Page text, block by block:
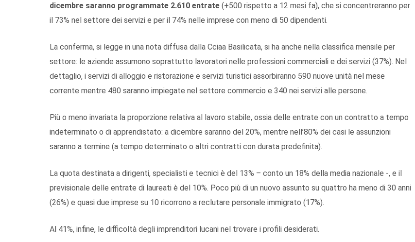
dicembre saranno programmate 2.610 entrate (+500 rispetto a 12 mesi fa), che si concentreranno per
il 73% nel settore dei servizi e per il 74% nelle imprese con meno di 50 dipendenti.
La conferma, si legge in una nota diffusa dalla Cciaa Basilicata, si ha anche nella classifica mensile per
settore: le aziende assumono soprattutto lavoratori nelle professioni commerciali e dei servizi (37%). Nel
dettaglio, i servizi di alloggio e ristorazione e servizi turistici assorbiranno 590 nuove unità nel mese
corrente mentre 480 saranno impiegate nel settore commercio e 340 nei servizi alle persone.
Più o meno invariata la proporzione relativa al lavoro stabile, ossia delle entrate con un contratto a tempo
indeterminato o di apprendistato: a dicembre saranno del 20%, mentre nell’80% dei casi le assunzioni
saranno a termine (a tempo determinato o altri contratti con durata predefinita).
La quota destinata a dirigenti, specialisti e tecnici è del 13% – conto un 18% della media nazionale -, e il
previsionale delle entrate di laureati è del 10%. Poco più di un nuovo assunto su quattro ha meno di 30 anni
(26%) e quasi due imprese su 10 ricorrono a reclutare personale immigrato (17%).
Al 41%, infine, le difficoltà degli imprenditori lucani nel trovare i profili desiderati.